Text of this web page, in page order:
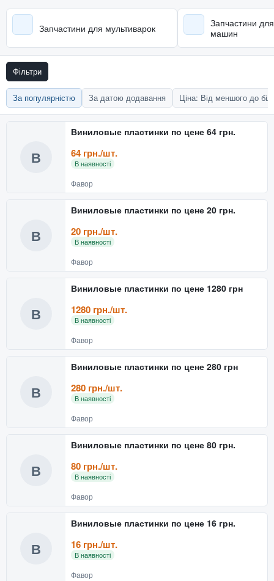
Запчастини для мультиварок
Запчастини
машин
Фільтри
За популярністю За датою додавання Ціна: Від меншого до
В
Виниловые пластинки по цене 64 грн.
64 грн./шт.
В наявності
Фавор
В
Виниловые пластинки по цене 20 грн.
20 грн./шт.
В наявності
Фавор
В
Виниловые пластинки по цене 1280 грн
1280 грн./шт.
В наявності
Фавор
В
Виниловые пластинки по цене 280 грн
280 грн./шт.
В наявності
Фавор
В
Виниловые пластинки по цене 80 грн.
80 грн./шт.
В наявності
Фавор
В
Виниловые пластинки по цене 16 грн.
16 грн./шт.
В наявності
Фавор